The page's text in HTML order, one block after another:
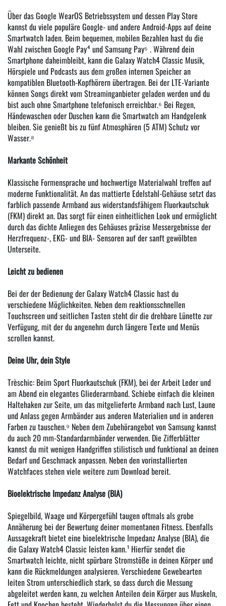
Über das Google WearOS Betriebssystem und dessen Play Store
kannst du viele populäre Google- und andere Android-Apps auf deine
Smartwatch laden. Beim bequemen, mobilen Bezahlen hast du die
Wahl zwischen Google Pay⁴ und Samsung Pay⁵ . Während dein
Smartphone daheimbleibt, kann die Galaxy Watch4 Classic Musik,
Hörspiele und Podcasts aus dem großen internen Speicher an
kompatiblen Bluetooth-Kopfhörern übertragen. Bei der LTE-Variante
können Songs direkt vom Streaminganbieter geladen werden und du
bist auch ohne Smartphone telefonisch erreichbar.⁶ Bei Regen,
Händewaschen oder Duschen kann die Smartwatch am Handgelenk
bleiben. Sie genießt bis zu fünf Atmosphären (5 ATM) Schutz vor
Wasser.⁸
Markante Schönheit
Klassische Formensprache und hochwertige Materialwahl treffen auf
moderne Funktionalität. An das mattierte Edelstahl-Gehäuse setzt das
farblich passende Armband aus widerstandsfähigem Fluorkautschuk
(FKM) direkt an. Das sorgt für einen einheitlichen Look und ermöglicht
durch das dichte Anliegen des Gehäuses präzise Messergebnisse der
Herzfrequenz-, EKG- und BIA- Sensoren auf der sanft gewölbten
Unterseite.
Leicht zu bedienen
Bei der der Bedienung der Galaxy Watch4 Classic hast du
verschiedene Möglichkeiten. Neben dem reaktionsschnellen
Touchscreen und seitlichen Tasten steht dir die drehbare Lünette zur
Verfügung, mit der du angenehm durch längere Texte und Menüs
scrollen kannst.
Deine Uhr, dein Style
Trèschic: Beim Sport Fluorkautschuk (FKM), bei der Arbeit Leder und
am Abend ein elegantes Gliederarmband. Schiebe einfach die kleinen
Haltehaken zur Seite, um das mitgelieferte Armband nach Lust, Laune
und Anlass gegen Armbänder aus anderen Materialien und in anderen
Farben zu tauschen.⁹ Neben dem Zubehörangebot von Samsung kannst
du auch 20 mm-Standardarmbänder verwenden. Die Zifferblätter
kannst du mit wenigen Handgriffen stilistisch und funktional an deinen
Bedarf und Geschmack anpassen. Neben den vorinstallierten
Watchfaces stehen viele weitere zum Download bereit.
Bioelektrische Impedanz Analyse (BIA)
Spiegelbild, Waage und Körpergefühl taugen oftmals als grobe
Annäherung bei der Bewertung deiner momentanen Fitness. Ebenfalls
Aussagekraft bietet eine bioelektrische Impedanz Analyse (BIA), die
die Galaxy Watch4 Classic leisten kann.¹ Hierfür sendet die
Smartwatch leichte, nicht spürbare Stromstöße in deinen Körper und
kann die Rückmeldungen analysieren. Verschiedene Gewebearten
leiten Strom unterschiedlich stark, so dass durch die Messung
abgeleitet werden kann, zu welchen Anteilen dein Körper aus Muskeln,